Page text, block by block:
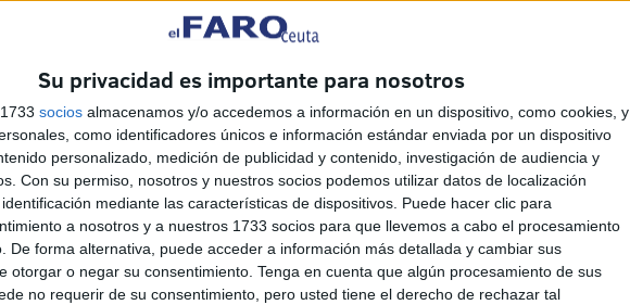
Su privacidad es importante para nosotros
socios almacenamos y/o accedemos a información en un dispositivo, como cookies, y
como identificadores únicos e información estándar enviada por un dispositivo
personalizado, medición de publicidad y contenido, investigación de audiencia y
Con su permiso, nosotros y nuestros socios podemos utilizar datos de localización
mediante las características de dispositivos. Puede hacer clic para
a nosotros y a nuestros 1733 socios para que llevemos a cabo el procesamiento
De forma alternativa, puede acceder a información más detallada y cambiar sus
otorgar o negar su consentimiento. Tenga en cuenta que algún procesamiento de sus
no requerir de su consentimiento, pero usted tiene el derecho de rechazar tal